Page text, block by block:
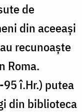
de
din aceeași
recunoaște
Roma.
î.Hr.) putea
din biblioteca